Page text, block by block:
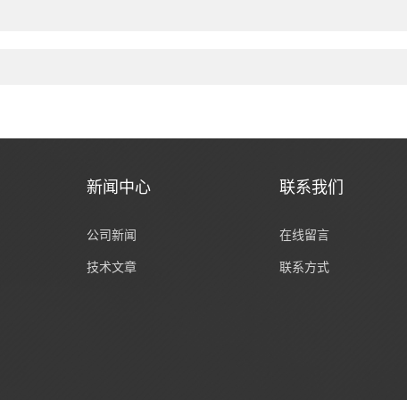
新闻中心
公司新闻
技术文章
联系我们
在线留言
联系方式